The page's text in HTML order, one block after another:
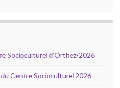
Socioculturel d’Orthez-2026
Centre Socioculturel 2026